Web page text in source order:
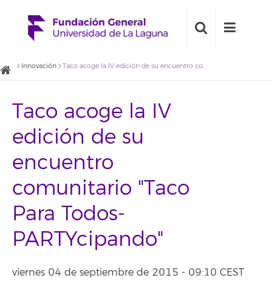
Innovación Taco acoge la IV edición de su encuentro comunitario "Taco Para Todos-PARTYcipando"
Taco acoge la IV
edición de su
encuentro
comunitario "Taco
Para Todos-
PARTYcipando"
viernes 04 de septiembre de 2015 - 09:10 CEST